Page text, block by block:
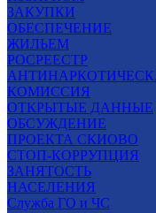
ЗАКУПКИ
ОБЕСПЕЧЕНИЕ
ЖИЛЬЕМ
РОСРЕЕСТР
КОМИССИЯ
ОТКРЫТЫЕ ДАННЫЕ
ОБСУЖДЕНИЕ
ПРОЕКТА СКИОВО
СТОП-КОРРУПЦИЯ
ЗАНЯТОСТЬ
НАСЕЛЕНИЯ
Служба ГО и ЧС